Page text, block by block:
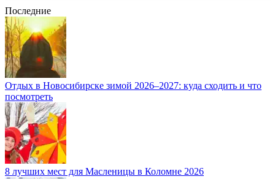
Последние
Отдых в Новосибирске зимой 2026–2027: куда сходить и что
посмотреть
8 лучших мест для Масленицы в Коломне 2026